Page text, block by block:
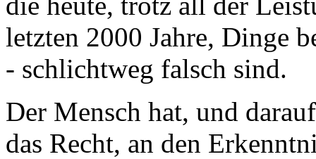
letzten 2000 Jahre, Dinge
- schlichtweg falsch sind.
Der Mensch hat, und
das Recht, an den